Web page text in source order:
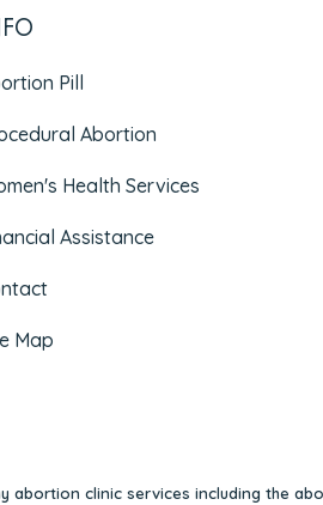
Pill
Abortion
Health Services
Assistance
Map
abortion clinic services including the